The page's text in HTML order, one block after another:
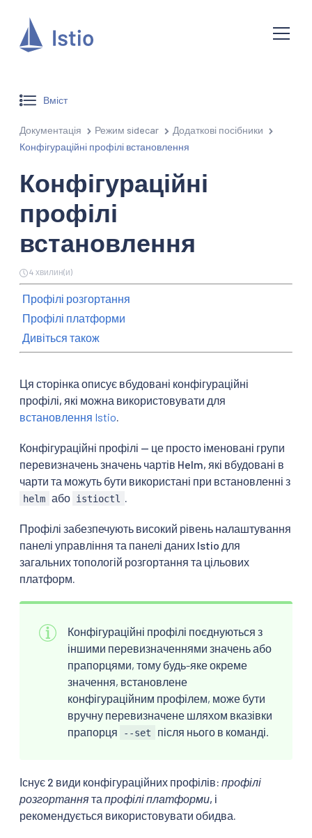
Вміст
Документація Режим sidecar
Додаткові посібники
Конфігураційні профілі встановлення
Конфігураційні
профілі
встановлення
4 хвилин(и)
Профілі розгортання
Профілі платформи
Дивіться також
Ця сторінка описує вбудовані конфігураційні
профілі, які можна використовувати для
встановлення Istio
Конфігураційні профілі — це просто іменовані групи
перевизначень значень чартів Helm, які вбудовані в
чарти та можуть бути використані при встановленні з
helm або istioctl
Профілі забезпечують високий рівень налаштування
панелі управління та панелі даних Istio для
загальних топологій розгортання та цільових
платформ.
Конфігураційні профілі поєднуються з
іншими перевизначеннями значень або
прапорцями, тому будь-яке окреме
значення, встановлене
конфігураційним профілем, може бути
вручну перевизначене шляхом вказівки
прапорця
--set після нього в команді.
Існує 2 види конфігураційних профілів: профілі
розгортаннята профілі платформи, і
рекомендується використовувати обидва.